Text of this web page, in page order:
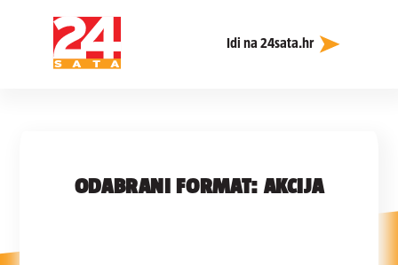
Idi na 24sata.hr
ODABRANI FORMAT: AKCIJA